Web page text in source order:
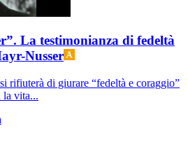
La testimonianza di fedeltà
Nusser
rifiuterà di giurare “fedeltà e coraggio”
la vita...